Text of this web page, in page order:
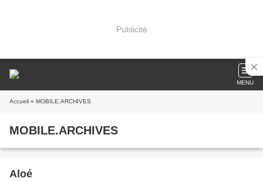
Publicité
MENU
Accueil » MOBILE.ARCHIVES
MOBILE.ARCHIVES
Aloé